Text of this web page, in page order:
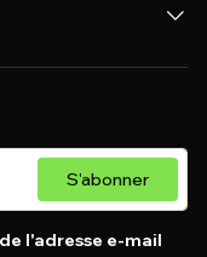
S'abonner
l'adresse e-mail